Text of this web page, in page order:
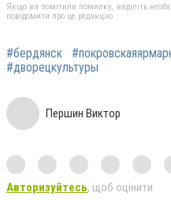
Якщо ви помітили помилку, виділіть
повідомити про це редакцію
#бердянск
#дворецкультуры
Першин Виктор
Авторизуйтесь, щоб оцінити